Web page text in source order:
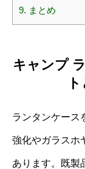
9. まとめ
キャンプ
ランタンケース
強化やガラスホ
あります。既製